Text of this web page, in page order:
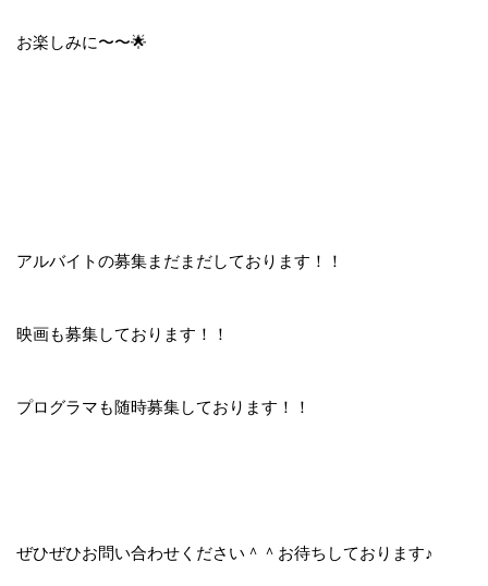
お楽しみに〜〜🌟
アルバイトの募集まだまだしております！！
映画も募集しております！！
プログラマも随時募集しております！！
ぜひぜひお問い合わせください＾＾お待ちしております♪